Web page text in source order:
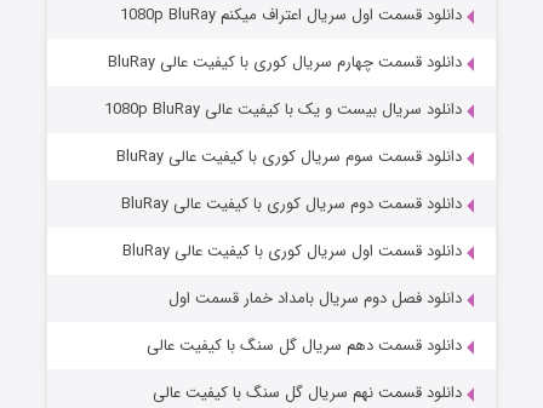
وستی ها
قسمت۱ (زیرنویس) منتشر شد
دانلود قسمت اول سریال اعتراف میکنم 1080p BluRay
دانلود قسمت چهارم سریال کوری با کیفیت عالی BluRay
دانلود سریال بیست و یک با کیفیت عالی 1080p BluRay
دانلود قسمت سوم سریال کوری با کیفیت عالی BluRay
دانلود قسمت دوم سریال کوری با کیفیت عالی BluRay
دانلود قسمت اول سریال کوری با کیفیت عالی BluRay
دانلود فصل دوم سریال بامداد خمار قسمت اول
دانلود قسمت دهم سریال گل سنگ با کیفیت عالی
دانلود قسمت نهم سریال گل سنگ با کیفیت عالی